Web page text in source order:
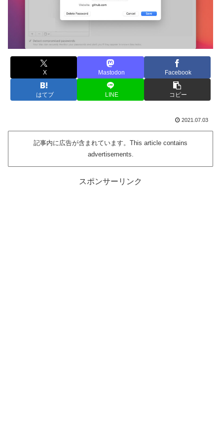
X Mastodon Facebook
はてブ LINE コピー
2021.07.03
記事内に広告が含まれています。This article contains
advertisements.
スポンサーリンク